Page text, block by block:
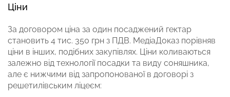
Ціни
За договором ціна за один посаджений гектар
становить 4 тис. 350 грн з ПДВ. МедіаДоказ порівняв
ціни в інших, подібних закупівлях. Ціни коливаються
залежно від технології посадки та виду соняшника,
але є нижчими від запропонованої в договорі з
решетилівським ліцеєм: